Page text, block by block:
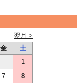
翌月 >
金
土
1
7
8